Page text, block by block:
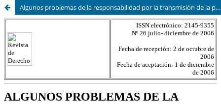
Algunos problemas de la responsabilidad por la transmisión de la propiedad en la compraventa